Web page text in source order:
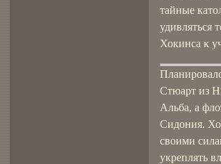
тайные
удивляться
Хокинса к
Стюарт из
Альба, а
Сидония.
своими
укреплять